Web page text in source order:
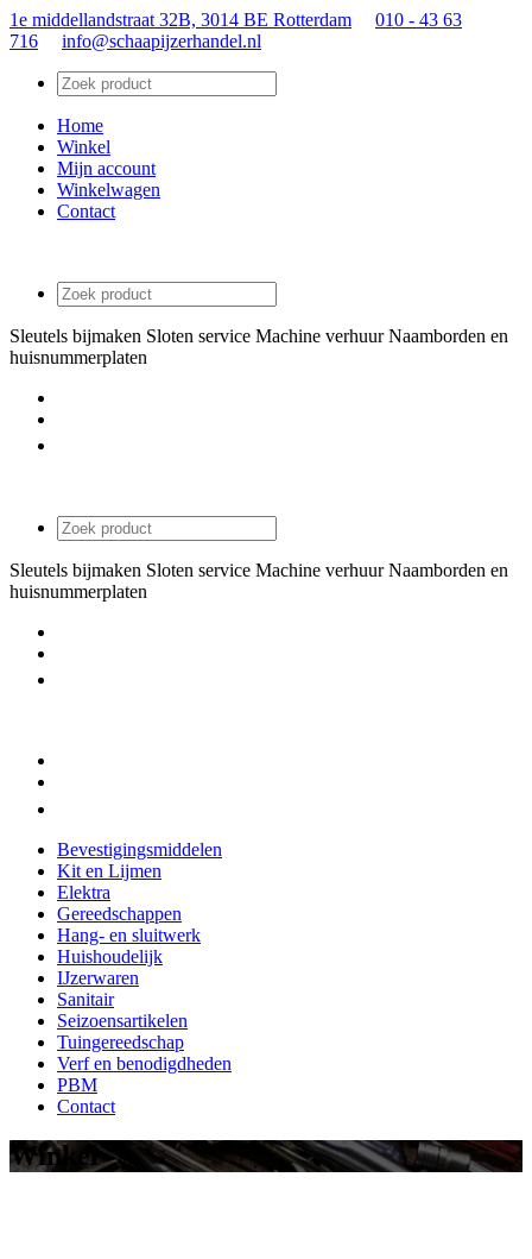
1e middellandstraat 32B, 3014 BE Rotterdam
010 - 43 63
716
info@schaapijzerhandel.nl
Home
Winkel
Mijn account
Winkelwagen
Contact
Sleutels bijmaken Sloten service Machine verhuur Naamborden en
huisnummerplaten
Sleutels bijmaken Sloten service Machine verhuur Naamborden en
huisnummerplaten
Bevestigingsmiddelen
Kit en Lijmen
Elektra
Gereedschappen
Hang- en sluitwerk
Huishoudelijk
IJzerwaren
Sanitair
Seizoensartikelen
Tuingereedschap
Verf en benodigdheden
PBM
Contact
Winkel